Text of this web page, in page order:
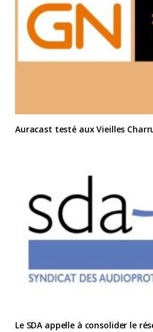
Auracast testé aux Vieilles
Le SDA appelle à consolider le